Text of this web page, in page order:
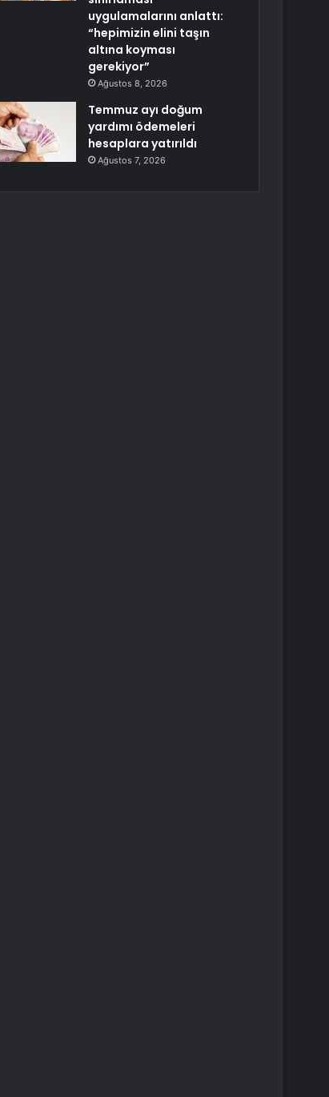
uygulamalarını anlattı:
“hepimizin elini taşın
altına koyması
gerekiyor”
Ağustos 8, 2026
Temmuz ayı doğum
yardımı ödemeleri
hesaplara yatırıldı
Ağustos 7, 2026